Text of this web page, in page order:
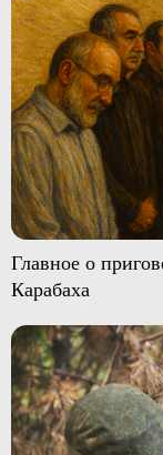
Главное о
Карабаха